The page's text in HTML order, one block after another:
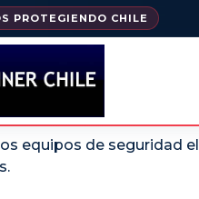
PROTEGIENDO CHILE
equipos de seguridad